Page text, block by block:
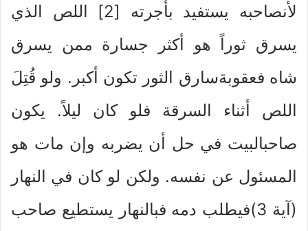
لأنصاحبه يستفيد بأجرته [2] اللص الذي
يسرق ثوراً هو أكثر جسارة ممن يسرق
شاه فعقوبةسارق الثور تكون أكبر. ولو قُتِلَ
اللص أثناء السرقة فلو كان ليلاً. يكون
صاحبالبيت في حل أن يضربه وإن مات هو
المسئول عن نفسه. ولكن لو كان في النهار
(آية 3)فيطلب دمه فبالنهار يستطيع صاحب